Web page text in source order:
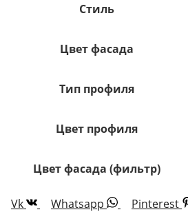
Стиль
Цвет фасада
Тип профиля
Цвет профиля
Цвет фасада (фильтр)
Vk Whatsapp Pinterest